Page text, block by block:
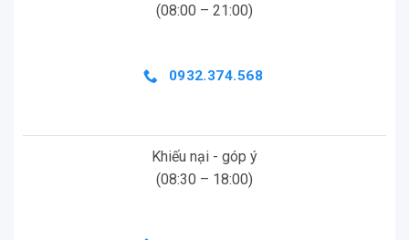
(08:00 – 21:00)
0932.374.568
Khiếu nại - góp ý
(08:30 – 18:00)